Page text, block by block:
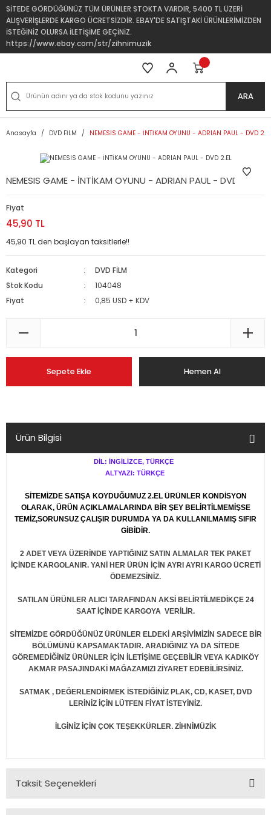
SİTEDE GÖRDÜĞÜNÜZ TÜM ÜRÜNLER STOKTA VARDIR, 5400 TL ÜZERİ
ALIŞVERİŞLERDE KARGO ÜCRETSİZDİR. EBAY'DE SATIŞTAKİ ÜRÜNLERİMİZDEN
İSTEĞİNİZ OLURSA İLETİŞİME GEÇİNİZ.
https://www.ebay.com/str/zihnimuzik
ARA
Anasayfa DVD FİLM NEMESIS GAME - İNTİKAM OYUNU - ADRIAN PAUL - DVD 2.EL
NEMESIS GAME - İNTİKAM OYUNU - ADRIAN PAUL - DVD 2.EL
Fiyat
45,90 TL
45,90 TL den başlayan taksitlerle!!
Kategori
DVD FİLM
Stok Kodu
104048
Fiyat
0,85 USD + KDV
Sepete Ekle Hemen Al
Ürün Bilgisi
DİL: İNGİLİZCE, TÜRKÇE
ALTYAZI: TÜRKÇE
SİTEMİZDE SATIŞA KOYDUĞUMUZ 2.EL ÜRÜNLER KONDİSYON
OLARAK, ÜRÜN AÇIKLAMALARINDA BİR ŞEY BELİRTİLMEMİŞSE
TEMİZ,SORUNSUZ ÇALIŞIR DURUMDA YA DA KULLANILMAMIŞ SIFIR
GİBİDİR.
2 ADET VEYA ÜZERİNDE YAPTIĞINIZ SATIN ALMALAR TEK PAKET
İÇİNDE KARGOLANIR. YANİ HER ÜRÜN İÇİN AYRI AYRI KARGO ÜCRETİ
ÖDEMEZSİNİZ.
SATILAN ÜRÜNLER ALICI TARAFINDAN AKSİ BELİRTİLMEDİKÇE 24
SAAT İÇİNDE KARGOYA VERİLİR.
SİTEMİZDE GÖRDÜĞÜNÜZ ÜRÜNLER ELDEKİ ARŞİVİMİZİN SADECE BİR
BÖLÜMÜNÜ KAPSAMAKTADIR. ARADIĞINIZ YA DA SİTEDE
GÖREMEDİĞİNİZ ÜRÜNLER İÇİN İLETİŞİME GEÇEBİLİR VEYA KADIKÖY
AKMAR PASAJINDAKİ MAĞAZAMIZI ZİYARET EDEBİLİRSİNİZ.
SATMAK , DEĞERLENDİRMEK İSTEDİĞİNİZ PLAK, CD, KASET, DVD
LERİNİZ İÇİN LÜTFEN FİYAT İSTEYİNİZ.
İLGİNİZ İÇİN ÇOK TEŞEKKÜRLER. ZİHNİMÜZİK
Taksit Seçenekleri